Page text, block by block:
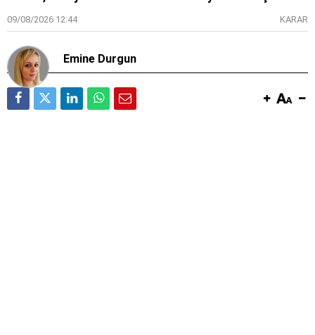
09/08/2026 12:44 KARAR
Emine Durgun